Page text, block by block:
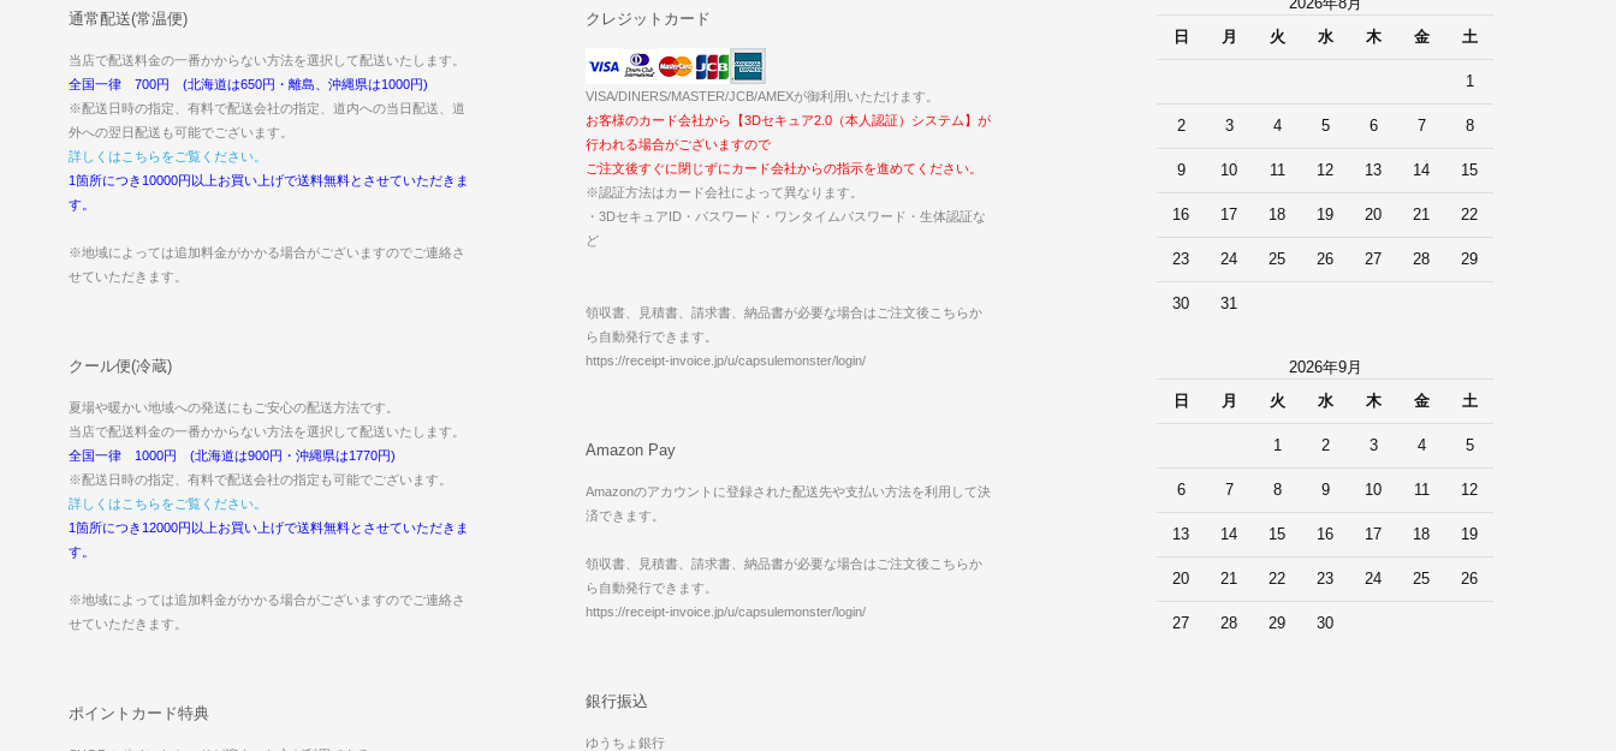
通常配送(常温便)
当店で配送料金の一番かからない方法を選択して配送いたします。
全国一律 700円 (北海道は650円・離島、沖縄県は1000円)
※配送日時の指定、有料で配送会社の指定、道内への当日配送、道
外への翌日配送も可能でございます。
詳しくはこちらをご覧ください。
1箇所につき10000円以上お買い上げで送料無料とさせていただきま
す。
※地域によっては追加料金がかかる場合がございますのでご連絡さ
せていただきます。
クール便(冷蔵)
夏場や暖かい地域への発送にもご安心の配送方法です。
当店で配送料金の一番かからない方法を選択して配送いたします。
全国一律 1000円 (北海道は900円・沖縄県は1770円)
※配送日時の指定、有料で配送会社の指定も可能でございます。
詳しくはこちらをご覧ください。
1箇所につき12000円以上お買い上げで送料無料とさせていただきま
す。
※地域によっては追加料金がかかる場合がございますのでご連絡さ
せていただきます。
ポイントカード特典
クレジットカード
VISA/DINERS/MASTER/JCB/AMEXが御利用いただけます。
お客様のカード会社から【3Dセキュア2.0（本人認証）システム】が
行われる場合がございますので
ご注文後すぐに閉じずにカード会社からの指示を進めてください。
※認証方法はカード会社によって異なります。
・3DセキュアID・パスワード・ワンタイムパスワード・生体認証な
ど
領収書、見積書、請求書、納品書が必要な場合はご注文後こちらか
ら自動発行できます。
https://receipt-invoice.jp/u/capsulemonster/login/
Amazon Pay
Amazonのアカウントに登録された配送先や支払い方法を利用して決
済できます。
領収書、見積書、請求書、納品書が必要な場合はご注文後こちらか
ら自動発行できます。
https://receipt-invoice.jp/u/capsulemonster/login/
銀行振込
ゆうちょ銀行
2026年8月
日
月 火 水 木 金 土
1
2 3 4 5 6 7 8
9 10 11 12 13 14 15
16 17 18 19 20 21 22
23 24 25 26 27 28 29
30 31
2026年9月
日
月 火 水 木 金 土
1 2 3 4 5
6 7 8 9 10 11 12
13 14 15 16 17 18 19
20 21 22 23 24 25 26
27 28 29 30